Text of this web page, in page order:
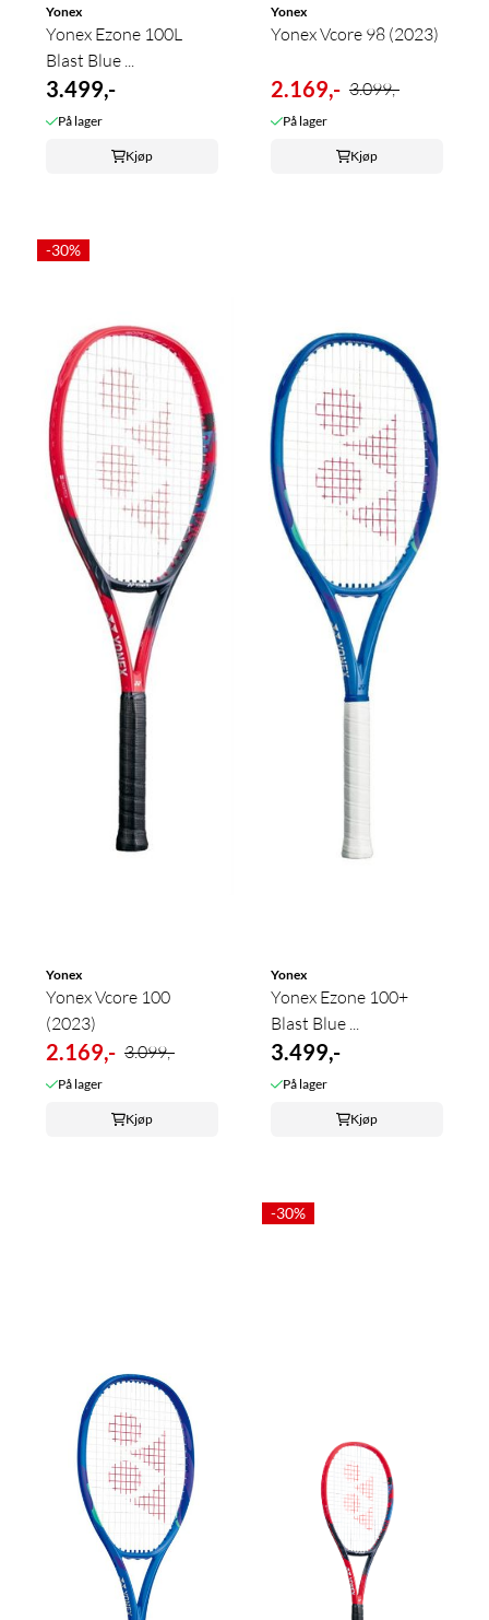
Yonex
Yonex Ezone 100L
Blast Blue ...
3.499,-
På lager
Kjøp
Yonex
Yonex Vcore 98 (2023)
2.169,- 3.099,-
På lager
Kjøp
-30%
Yonex
Yonex Vcore 100
(2023)
2.169,- 3.099,-
På lager
Kjøp
Yonex
Yonex Ezone 100+
Blast Blue ...
3.499,-
På lager
Kjøp
-30%